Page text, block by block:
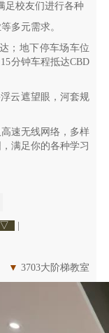
足校友们进行各种
多元需求。
；地下停车场车位
分钟车程抵达CBD
云遮望眼，河套规
速无线网络，多样
满足你的各种学习
▽
▼ 3703大阶梯教室